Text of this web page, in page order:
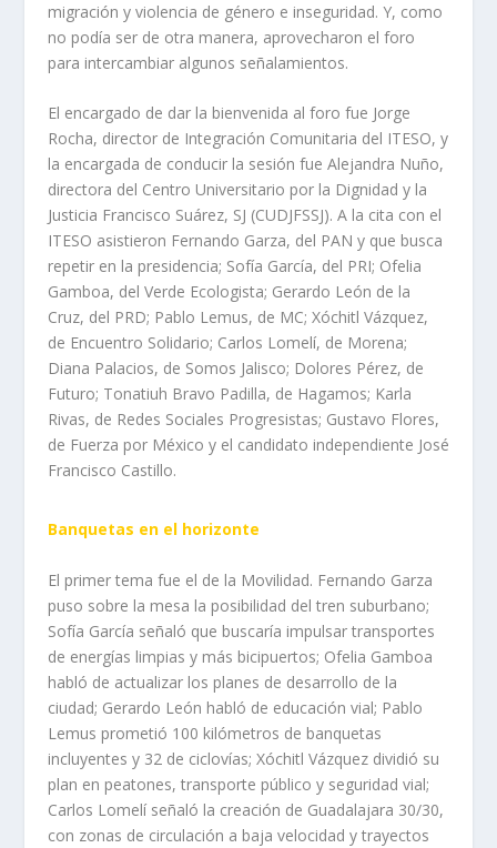
migración y violencia de género e inseguridad. Y, como
no podía ser de otra manera, aprovecharon el foro
para intercambiar algunos señalamientos.
El encargado de dar la bienvenida al foro fue Jorge
Rocha, director de Integración Comunitaria del ITESO, y
la encargada de conducir la sesión fue Alejandra Nuño,
directora del Centro Universitario por la Dignidad y la
Justicia Francisco Suárez, SJ (CUDJFSSJ). A la cita con el
ITESO asistieron Fernando Garza, del PAN y que busca
repetir en la presidencia; Sofía García, del PRI; Ofelia
Gamboa, del Verde Ecologista; Gerardo León de la
Cruz, del PRD; Pablo Lemus, de MC; Xóchitl Vázquez,
de Encuentro Solidario; Carlos Lomelí, de Morena;
Diana Palacios, de Somos Jalisco; Dolores Pérez, de
Futuro; Tonatiuh Bravo Padilla, de Hagamos; Karla
Rivas, de Redes Sociales Progresistas; Gustavo Flores,
de Fuerza por México y el candidato independiente José
Francisco Castillo.
Banquetas en el horizonte
El primer tema fue el de la Movilidad. Fernando Garza
puso sobre la mesa la posibilidad del tren suburbano;
Sofía García señaló que buscaría impulsar transportes
de energías limpias y más bicipuertos; Ofelia Gamboa
habló de actualizar los planes de desarrollo de la
ciudad; Gerardo León habló de educación vial; Pablo
Lemus prometió 100 kilómetros de banquetas
incluyentes y 32 de ciclovías; Xóchitl Vázquez dividió su
plan en peatones, transporte público y seguridad vial;
Carlos Lomelí señaló la creación de Guadalajara 30/30,
con zonas de circulación a baja velocidad y trayectos